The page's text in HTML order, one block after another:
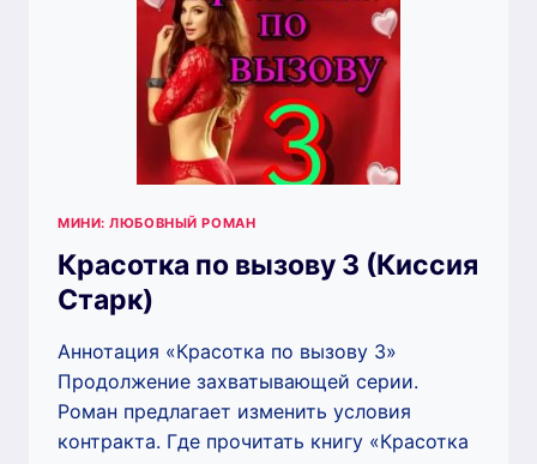
МИНИ: ЛЮБОВНЫЙ РОМАН
Красотка по вызову 3 (Киссия
Старк)
Аннотация «Красотка по вызову 3»
Продолжение захватывающей серии.
Роман предлагает изменить условия
контракта. Где прочитать книгу «Красотка